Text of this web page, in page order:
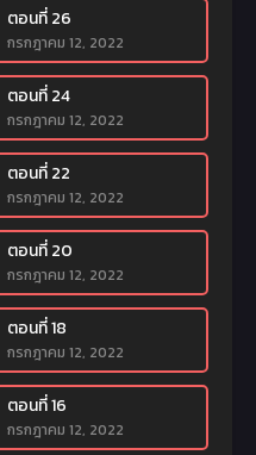
ตอนที่ 26
กรกฎาคม 12, 2022
ตอนที่ 24
กรกฎาคม 12, 2022
ตอนที่ 22
กรกฎาคม 12, 2022
ตอนที่ 20
กรกฎาคม 12, 2022
ตอนที่ 18
กรกฎาคม 12, 2022
ตอนที่ 16
กรกฎาคม 12, 2022